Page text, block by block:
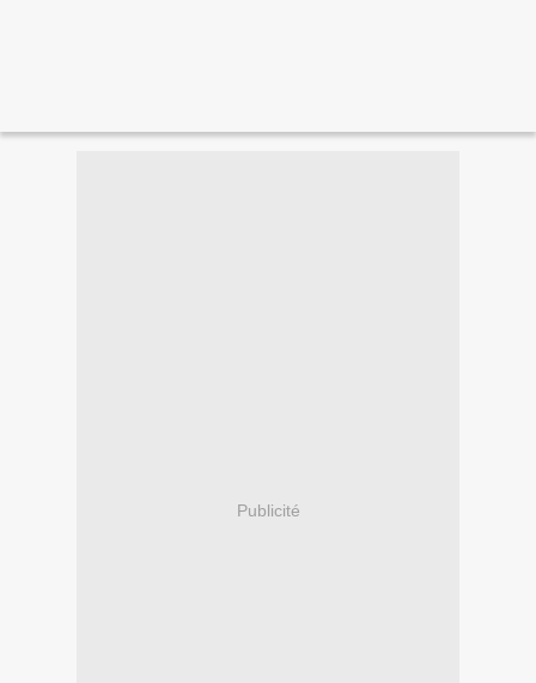
Publicité